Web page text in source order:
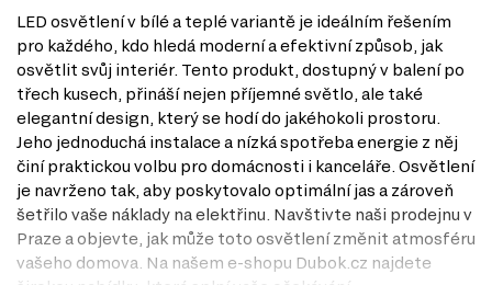
LED osvětlení v bílé a teplé variantě je ideálním řešením
pro každého, kdo hledá moderní a efektivní způsob, jak
osvětlit svůj interiér. Tento produkt, dostupný v balení po
třech kusech, přináší nejen příjemné světlo, ale také
elegantní design, který se hodí do jakéhokoli prostoru.
Jeho jednoduchá instalace a nízká spotřeba energie z něj
činí praktickou volbu pro domácnosti i kanceláře. Osvětlení
je navrženo tak, aby poskytovalo optimální jas a zároveň
šetřilo vaše náklady na elektřinu. Navštivte naši prodejnu v
Praze a objevte, jak může toto osvětlení změnit atmosféru
vašeho domova. Na našem e-shopu Dubok.cz najdete